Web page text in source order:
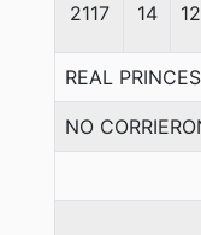
2117 14 12
REAL
NO